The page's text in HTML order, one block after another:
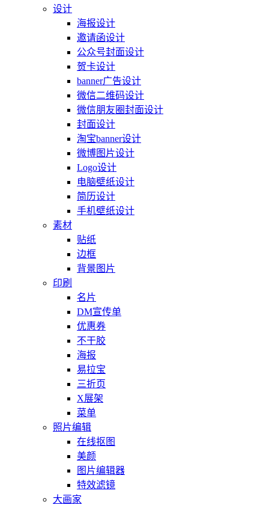
设计
海报设计
邀请函设计
公众号封面设计
贺卡设计
banner广告设计
微信二维码设计
微信朋友圈封面设计
封面设计
淘宝banner设计
微博图片设计
Logo设计
电脑壁纸设计
简历设计
手机壁纸设计
素材
贴纸
边框
背景图片
印刷
名片
DM宣传单
优惠券
不干胶
海报
易拉宝
三折页
X展架
菜单
照片编辑
在线抠图
美颜
图片编辑器
特效滤镜
大画家